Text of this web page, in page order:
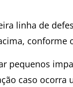
linha de
conforme
pequenos
caso ocorra